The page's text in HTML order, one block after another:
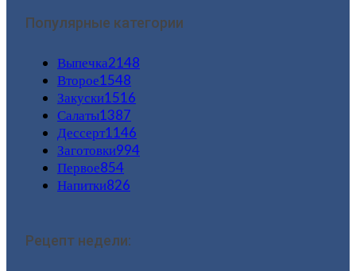
Популярные категории
Выпечка2148
Второе1548
Закуски1516
Салаты1387
Дессерт1146
Заготовки994
Первое854
Напитки826
Рецепт недели: